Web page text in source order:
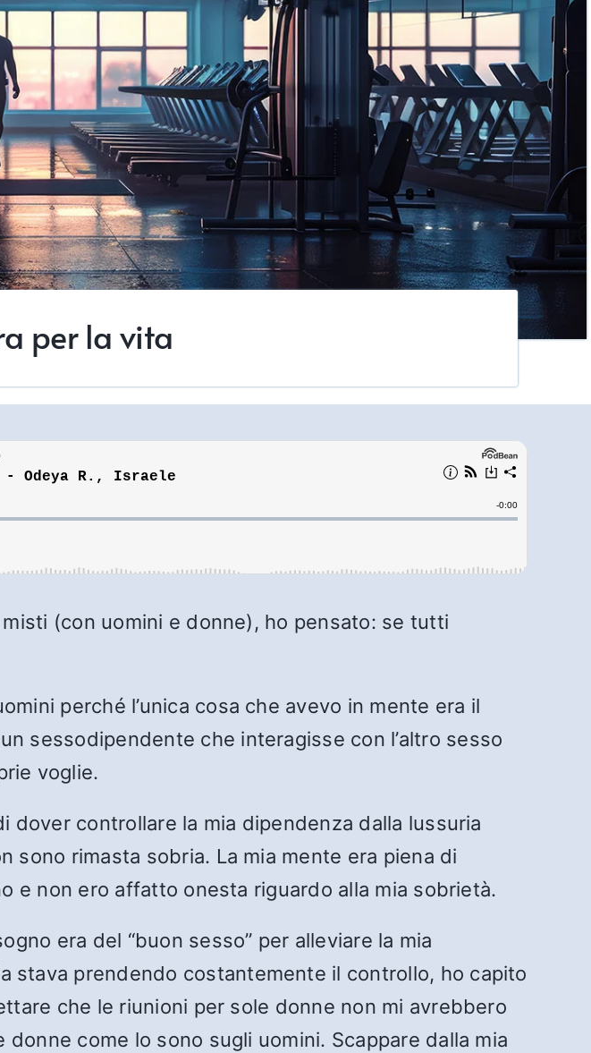
per la vita
(con uomini e donne), ho pensato: se tutti
perché l’unica cosa che avevo in mente era il
sessodipendente che interagisse con l’altro sesso
voglie.
dover controllare la mia dipendenza dalla lussuria
sono rimasta sobria. La mia mente era piena di
e non ero affatto onesta riguardo alla mia sobrietà.
era del “buon sesso” per alleviare la mia
stava prendendo costantemente il controllo, ho capito
che le riunioni per sole donne non mi avrebbero
come lo sono sugli uomini. Scappare dalla mia